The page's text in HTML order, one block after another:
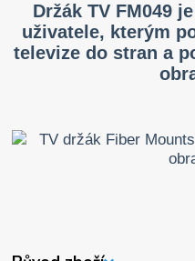
Držák TV FM049
uživatele, kterým
televize do stran a